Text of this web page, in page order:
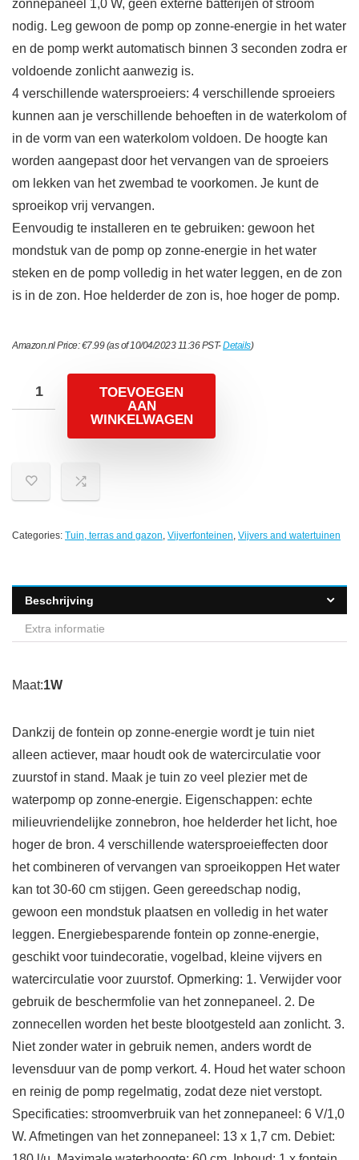
zonnepaneel 1,0 W, geen externe batterijen of stroom
nodig. Leg gewoon de pomp op zonne-energie in het water
en de pomp werkt automatisch binnen 3 seconden zodra er
voldoende zonlicht aanwezig is.
4 verschillende watersproeiers: 4 verschillende sproeiers
kunnen aan je verschillende behoeften in de waterkolom of
in de vorm van een waterkolom voldoen. De hoogte kan
worden aangepast door het vervangen van de sproeiers
om lekken van het zwembad te voorkomen. Je kunt de
sproeikop vrij vervangen.
Eenvoudig te installeren en te gebruiken: gewoon het
mondstuk van de pomp op zonne-energie in het water
steken en de pomp volledig in het water leggen, en de zon
is in de zon. Hoe helderder de zon is, hoe hoger de pomp.
Amazon.nl Price:€7.99(as of 10/04/2023 11:36 PST-Details)
TOEVOEGEN
AAN
WINKELWAGEN
Categories: Tuin, terras and gazon, Vijverfonteinen, Vijvers and watertuinen
Beschrijving
Extra informatie
Maat:1W
Dankzij de fontein op zonne-energie wordt je tuin niet
alleen actiever, maar houdt ook de watercirculatie voor
zuurstof in stand. Maak je tuin zo veel plezier met de
waterpomp op zonne-energie. Eigenschappen: echte
milieuvriendelijke zonnebron, hoe helderder het licht, hoe
hoger de bron. 4 verschillende watersproeieffecten door
het combineren of vervangen van sproeikoppen Het water
kan tot 30-60 cm stijgen. Geen gereedschap nodig,
gewoon een mondstuk plaatsen en volledig in het water
leggen. Energiebesparende fontein op zonne-energie,
geschikt voor tuindecoratie, vogelbad, kleine vijvers en
watercirculatie voor zuurstof. Opmerking: 1. Verwijder voor
gebruik de beschermfolie van het zonnepaneel. 2. De
zonnecellen worden het beste blootgesteld aan zonlicht. 3.
Niet zonder water in gebruik nemen, anders wordt de
levensduur van de pomp verkort. 4. Houd het water schoon
en reinig de pomp regelmatig, zodat deze niet verstopt.
Specificaties: stroomverbruik van het zonnepaneel: 6 V/1,0
W. Afmetingen van het zonnepaneel: 13 x 1,7 cm. Debiet: